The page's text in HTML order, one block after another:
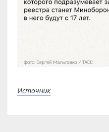
Источник